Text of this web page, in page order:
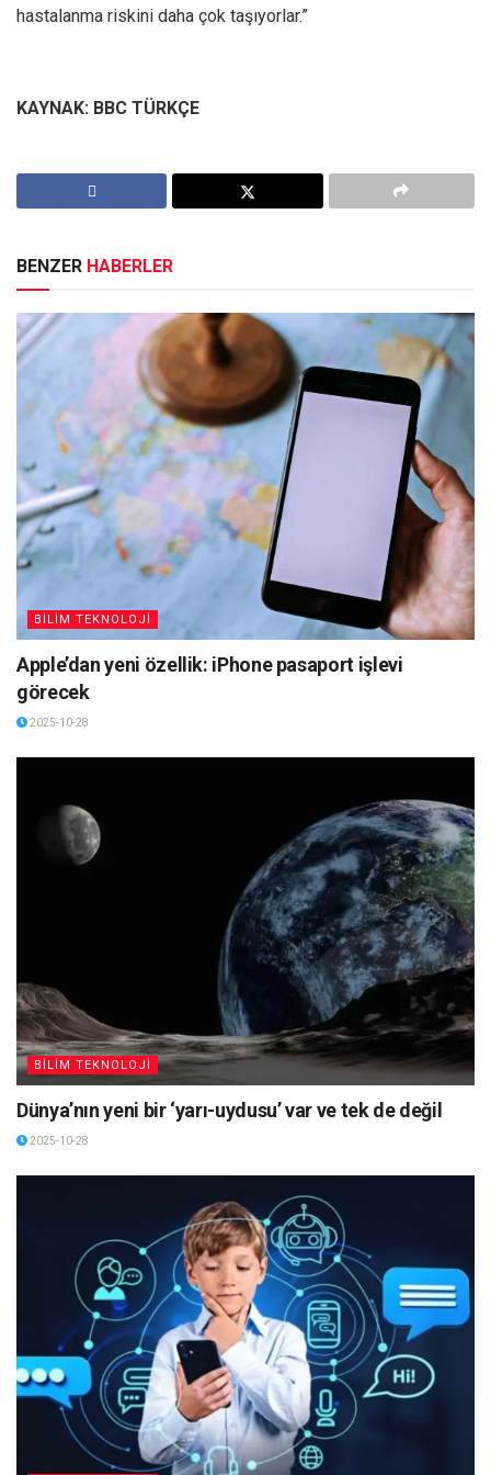
hastalanma riskini daha çok taşıyorlar.”
KAYNAK: BBC TÜRKÇE
BENZER HABERLER
BİLİM TEKNOLOJİ
Apple’dan yeni özellik: iPhone pasaport işlevi
görecek
2025-10-28
BİLİM TEKNOLOJİ
Dünya’nın yeni bir ‘yarı-uydusu’ var ve tek de değil
2025-10-28